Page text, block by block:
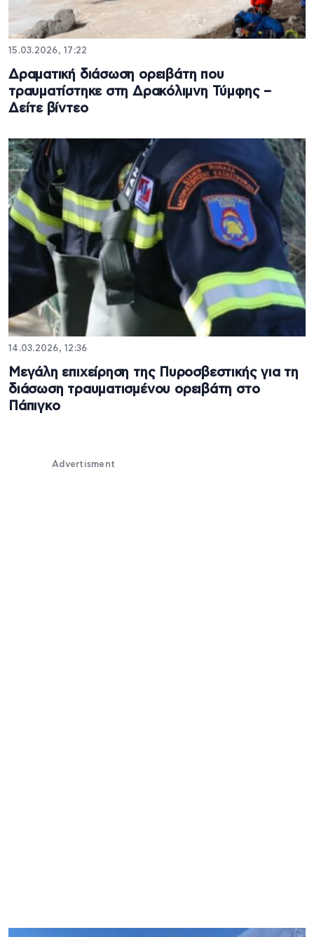
15.03.2026, 17:22
Δραματική διάσωση ορειβάτη που
τραυματίστηκε στη Δρακόλιμνη Τύμφης –
Δείτε βίντεο
14.03.2026, 12:36
Μεγάλη επιχείρηση της Πυροσβεστικής για τη
διάσωση τραυματισμένου ορειβάτη στο
Πάπιγκο
Advertisment